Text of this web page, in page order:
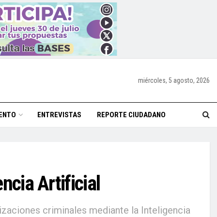
miércoles, 5 agosto, 2026
ENTREVISTAS REPORTE CIUDADANO
Artificial
criminales mediante la Inteligencia